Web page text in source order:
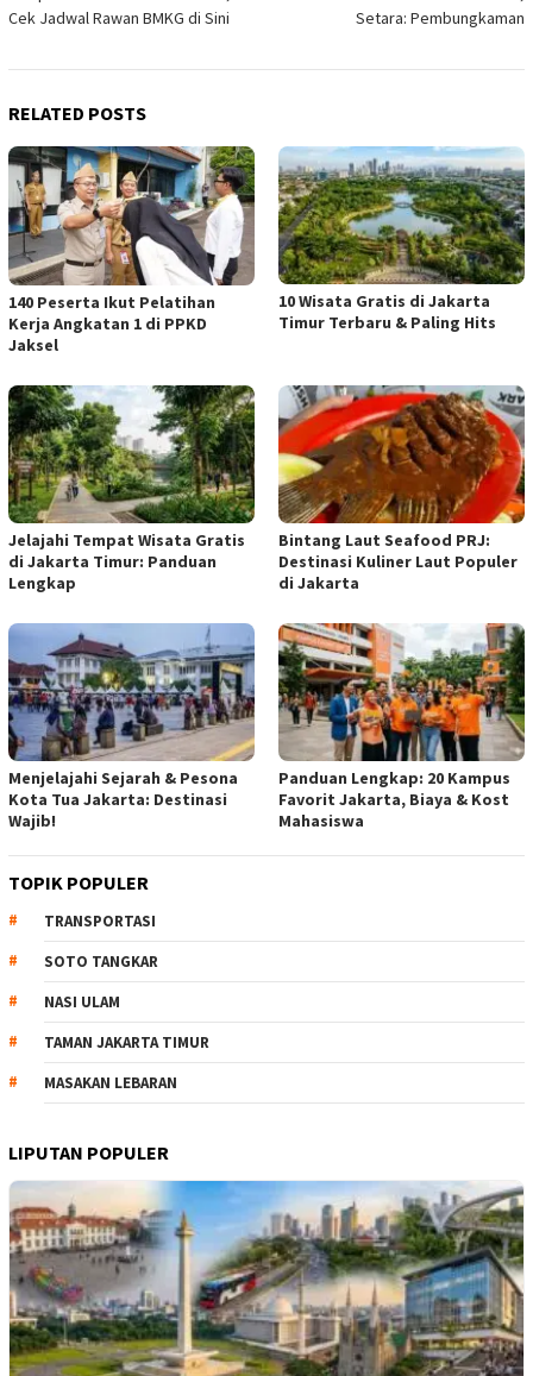
Cek Jadwal Rawan BMKG di Sini
Setara: Pembungkaman
RELATED POSTS
140 Peserta Ikut Pelatihan
Kerja Angkatan 1 di PPKD
Jaksel
10 Wisata Gratis di Jakarta
Timur Terbaru & Paling Hits
Jelajahi Tempat Wisata Gratis
di Jakarta Timur: Panduan
Lengkap
Bintang Laut Seafood PRJ:
Destinasi Kuliner Laut Populer
di Jakarta
Menjelajahi Sejarah & Pesona
Kota Tua Jakarta: Destinasi
Wajib!
Panduan Lengkap: 20 Kampus
Favorit Jakarta, Biaya & Kost
Mahasiswa
TOPIK POPULER
TRANSPORTASI
SOTO TANGKAR
NASI ULAM
TAMAN JAKARTA TIMUR
MASAKAN LEBARAN
LIPUTAN POPULER